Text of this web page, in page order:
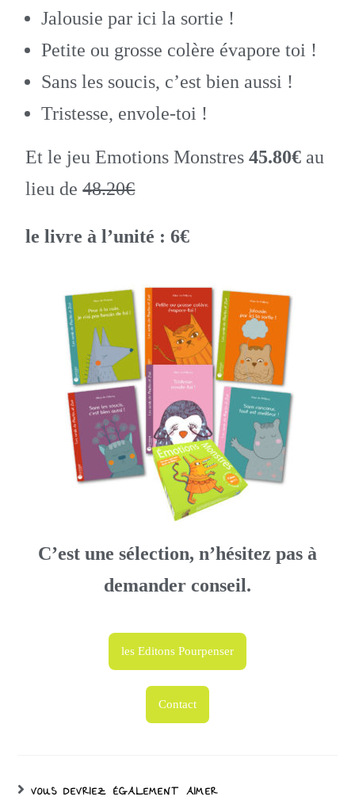
Jalousie par ici la sortie !
Petite ou grosse colère évapore toi !
Sans les soucis, c’est bien aussi !
Tristesse, envole-toi !
Et le jeu Emotions Monstres45.80€ au
lieu de48.20€
le livre à l’unité : 6€
C’est une sélection, n’hésitez pas à
demander conseil.
les Editons Pourpenser
Contact
VOUS DEVRIEZ ÉGALEMENT AIMER